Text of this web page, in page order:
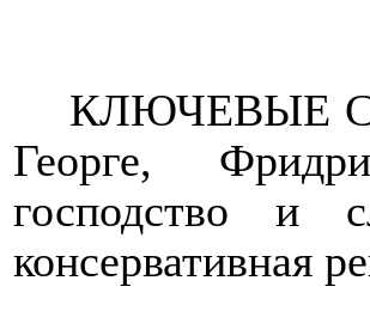
КЛЮЧЕВЫЕ
Георге,
господство и
консервативная